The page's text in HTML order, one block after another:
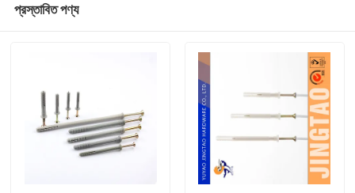
প্রস্তাবিত পণ্য